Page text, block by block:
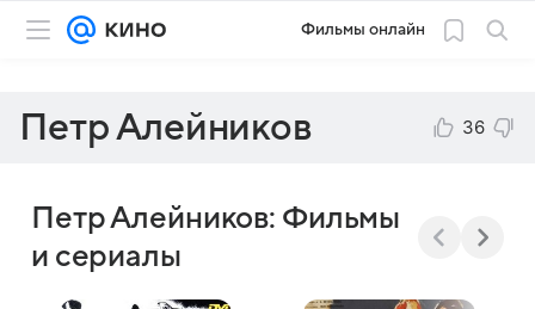
Фильмы онлайн
Петр Алейников 36
Петр Алейников: Фильмы
и сериалы